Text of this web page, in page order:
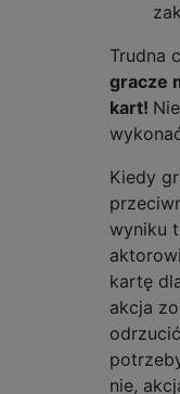
Trudna
gracze
kart!
Kiedy
wyniku
kartę
akcja
nie,